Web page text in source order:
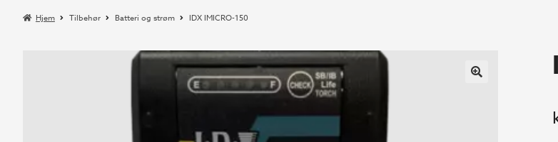
Hjem Tilbehør Batteri og strøm IDX IMICRO-150